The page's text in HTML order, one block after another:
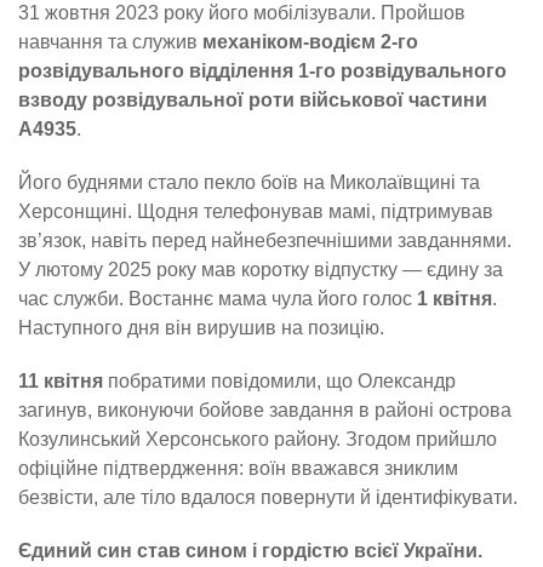
31 жовтня 2023 року його мобілізували. Пройшов
навчання та служив механіком-водієм 2-го
розвідувального відділення 1-го розвідувального
взводу розвідувальної роти військової частини
А4935.
Його буднями стало пекло боїв на Миколаївщині та
Херсонщині. Щодня телефонував мамі, підтримував
зв’язок, навіть перед найнебезпечнішими завданнями.
У лютому 2025 року мав коротку відпустку — єдину за
час служби. Востаннє мама чула його голос 1 квітня.
Наступного дня він вирушив на позицію.
11 квітня побратими повідомили, що Олександр
загинув, виконуючи бойове завдання в районі острова
Козулинський Херсонського району. Згодом прийшло
офіційне підтвердження: воїн вважався зниклим
безвісти, але тіло вдалося повернути й ідентифікувати.
Єдиний син став сином і гордістю всієї України.